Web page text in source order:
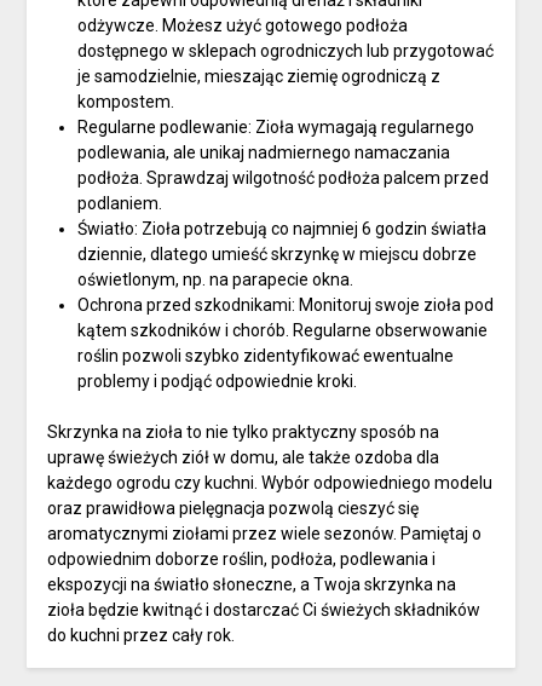
odżywcze. Możesz użyć gotowego podłoża
dostępnego w sklepach ogrodniczych lub przygotować
je samodzielnie, mieszając ziemię ogrodniczą z
kompostem.
Regularne podlewanie: Zioła wymagają regularnego
podlewania, ale unikaj nadmiernego namaczania
podłoża. Sprawdzaj wilgotność podłoża palcem przed
podlaniem.
Światło: Zioła potrzebują co najmniej 6 godzin światła
dziennie, dlatego umieść skrzynkę w miejscu dobrze
oświetlonym, np. na parapecie okna.
Ochrona przed szkodnikami: Monitoruj swoje zioła pod
kątem szkodników i chorób. Regularne obserwowanie
roślin pozwoli szybko zidentyfikować ewentualne
problemy i podjąć odpowiednie kroki.
Skrzynka na zioła to nie tylko praktyczny sposób na
uprawę świeżych ziół w domu, ale także ozdoba dla
każdego ogrodu czy kuchni. Wybór odpowiedniego modelu
oraz prawidłowa pielęgnacja pozwolą cieszyć się
aromatycznymi ziołami przez wiele sezonów. Pamiętaj o
odpowiednim doborze roślin, podłoża, podlewania i
ekspozycji na światło słoneczne, a Twoja skrzynka na
zioła będzie kwitnąć i dostarczać Ci świeżych składników
do kuchni przez cały rok.